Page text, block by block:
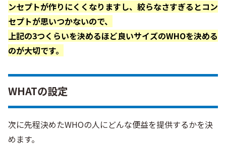
ンセプトが作りにくくなりますし、絞らなさすぎるとコン
セプトが思いつかないので、
上記の3つくらいを決めるほど良いサイズのWHOを決める
のが大切です。
WHATの設定
次に先程決めたWHOの人にどんな便益を提供するかを決
めます。